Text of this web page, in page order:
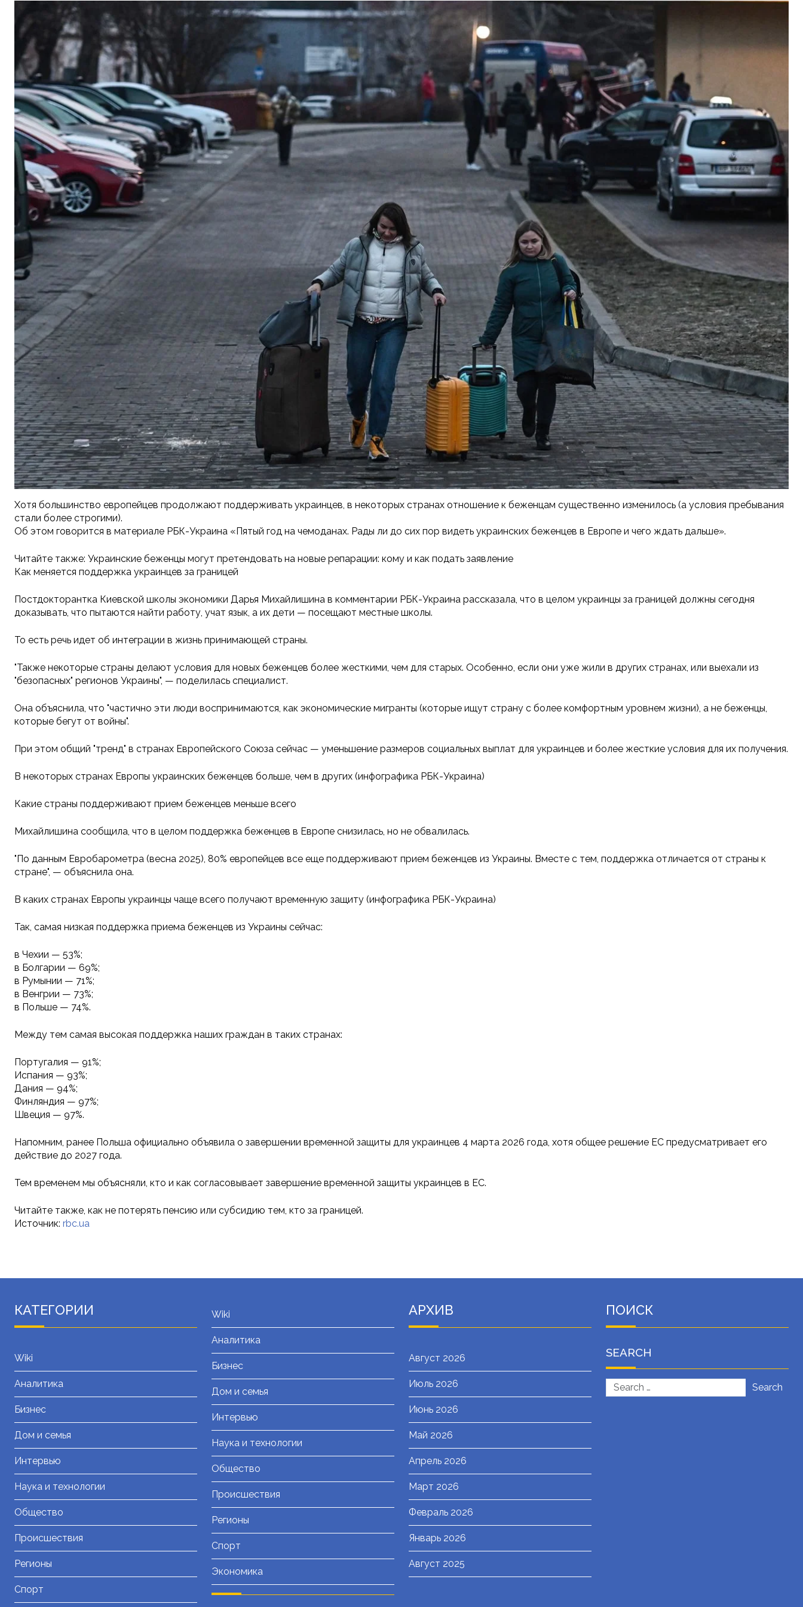
Хотя большинство европейцев продолжают поддерживать украинцев, в некоторых странах отношение к беженцам существенно изменилось (а условия пребывания
стали более строгими).
Об этом говорится в материале РБК-Украина «Пятый год на чемоданах. Рады ли до сих пор видеть украинских беженцев в Европе и чего ждать дальше».
Читайте также: Украинские беженцы могут претендовать на новые репарации: кому и как подать заявление
Как меняется поддержка украинцев за границей
Постдокторантка Киевской школы экономики Дарья Михайлишина в комментарии РБК-Украина рассказала, что в целом украинцы за границей должны сегодня
доказывать, что пытаются найти работу, учат язык, а их дети — посещают местные школы.
То есть речь идет об интеграции в жизнь принимающей страны.
"Также некоторые страны делают условия для новых беженцев более жесткими, чем для старых. Особенно, если они уже жили в других странах, или выехали из
"безопасных" регионов Украины", — поделилась специалист.
Она объяснила, что "частично эти люди воспринимаются, как экономические мигранты (которые ищут страну с более комфортным уровнем жизни), а не беженцы,
которые бегут от войны".
При этом общий "тренд" в странах Европейского Союза сейчас — уменьшение размеров социальных выплат для украинцев и более жесткие условия для их получения.
В некоторых странах Европы украинских беженцев больше, чем в других (инфографика РБК-Украина)
Какие страны поддерживают прием беженцев меньше всего
Михайлишина сообщила, что в целом поддержка беженцев в Европе снизилась, но не обвалилась.
"По данным Евробарометра (весна 2025), 80% европейцев все еще поддерживают прием беженцев из Украины. Вместе с тем, поддержка отличается от страны к
стране", — объяснила она.
В каких странах Европы украинцы чаще всего получают временную защиту (инфографика РБК-Украина)
Так, самая низкая поддержка приема беженцев из Украины сейчас:
в Чехии — 53%;
в Болгарии — 69%;
в Румынии — 71%;
в Венгрии — 73%;
в Польше — 74%.
Между тем самая высокая поддержка наших граждан в таких странах:
Португалия — 91%;
Испания — 93%;
Дания — 94%;
Финляндия — 97%;
Швеция — 97%.
Напомним, ранее Польша официально объявила о завершении временной защиты для украинцев 4 марта 2026 года, хотя общее решение ЕС предусматривает его
действие до 2027 года.
Тем временем мы объясняли, кто и как согласовывает завершение временной защиты украинцев в ЕС.
Читайте также, как не потерять пенсию или субсидию тем, кто за границей.
Источник: rbc.ua
КАТЕГОРИИ
Wiki
Аналитика
Бизнес
Дом и семья
Интервью
Наука и технологии
Общество
Происшествия
Регионы
Спорт
Wiki
Аналитика
Бизнес
Дом и семья
Интервью
Наука и технологии
Общество
Происшествия
Регионы
Спорт
Экономика
АРХИВ
Август 2026
Июль 2026
Июнь 2026
Май 2026
Апрель 2026
Март 2026
Февраль 2026
Январь 2026
Август 2025
ПОИСК
SEARCH
Search